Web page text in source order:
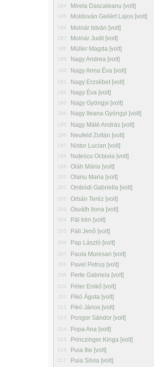
184 Mirela Dascaleanu [volt]
185 Moldován Gellért Lajos [volt]
186 Molnár István [volt]
187 Molnár Judit [volt]
188 Müller Magda [volt]
189 Nagy Andrea [volt]
190 Nagy Anna Éva [volt]
191 Nagy Erzsébet [volt]
192 Nagy Éva [volt]
193 Nagy Gyöngyi [volt]
194 Nagy Ileana Gyöngyi [volt]
195 Nagy Máté András [volt]
196 Neufeld Zoltán [volt]
197 Nistor Lucian [volt]
198 Nuțescu Octavia [volt]
199 Oláh Mária [volt]
200 Olariu Maria [volt]
201 Ombódi Gabriella [volt]
202 Orbán Teréz [volt]
203 Osváth Ilona [volt]
204 Pál Irén [volt]
205 Páll Jenõ [volt]
206 Pap László [volt]
207 Paula Muresan [volt]
208 Pavel Petruș [volt]
209 Perte Gabriela [volt]
210 Péter Enikő [volt]
211 Pikó Ágota [volt]
212 Pikó János [volt]
213 Pongor Sándor [volt]
214 Popa Ana [volt]
215 Princzinger Kinga [volt]
216 Puia Ilie [volt]
217 Puia Silvia [volt]